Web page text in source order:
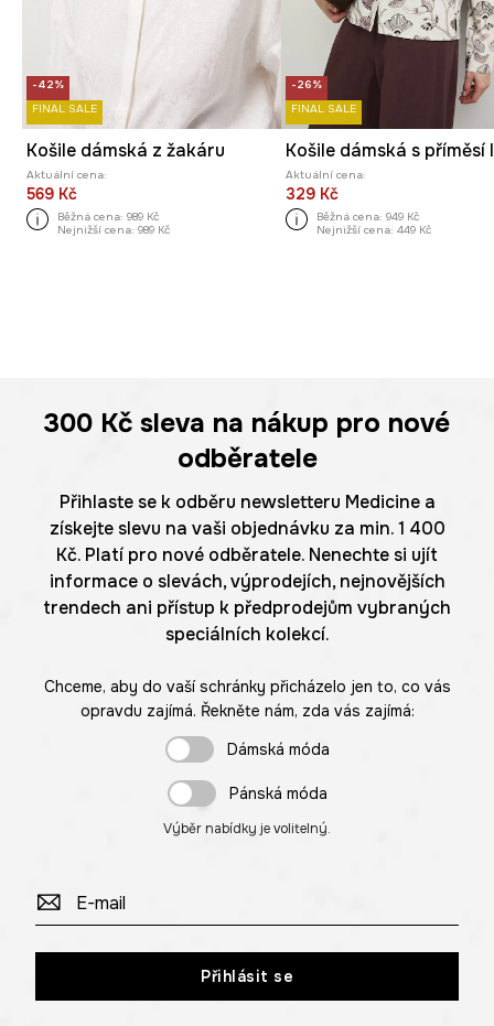
-42%
FINAL SALE
Košile dámská z žakáru
Aktuální cena:
569 Kč
Běžná cena: 989 Kč
Nejnižší cena: 989 Kč
-26%
FINAL SALE
Aktuální cena:
329 Kč
Běžná cena: 949 Kč
Nejnižší cena: 449 Kč
300 Kč sleva na nákup pro nové
odběratele
Přihlaste se k odběru newsletteru Medicine a
získejte slevu na vaši objednávku za min. 1 400
Kč. Platí pro nové odběratele. Nenechte si ujít
informace o slevách, výprodejích, nejnovějších
trendech ani přístup k předprodejům vybraných
speciálních kolekcí.
Chceme, aby do vaší schránky přicházelo jen to, co vás
opravdu zajímá. Řekněte nám, zda vás zajímá:
Dámská móda
Pánská móda
Výběr nabídky je volitelný.
Přihlásit se